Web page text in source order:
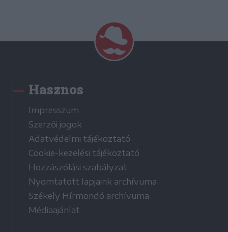
Hasznos
Impresszum
Szerzői jogok
Adatvédelmi tájékoztató
Cookie-kezelési tájékoztató
Hozzászólási szabályzat
Nyomtatott lapjaink archívuma
Székely Hírmondó archívuma
Médiaajánlat